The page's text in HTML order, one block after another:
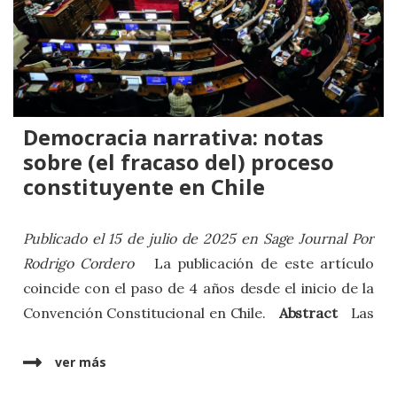
incertidumbre son algunos de los sentimientos que
aquejan a los más de 600 habitantes de uno de los
muchos campamentos que existen a lo largo de
todo el país. En medio de los cerros y de la
constante preocupación por ser desalojados,
construyen, sin embargo, la posibilidad de un futuro
distinto con sus propias manos.
Democracia narrativa: notas
sobre (el fracaso del) proceso
constituyente en Chile
Publicado el 15 de julio de 2025 en Sage Journal Por
Rodrigo CorderoLa publicación de este artículo
coincide con el paso de 4 años desde el inicio de la
AbstractLas
polarización política en torno a los principios y
ver más